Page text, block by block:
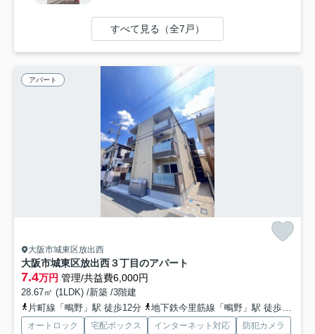
すべて見る（全7戸）
アパート
大阪市城東区放出西
大阪市城東区放出西３丁目のアパート
7.4万円 管理/共益費6,000円
28.67㎡ (1LDK) /新築 /3階建
片町線「鴫野」駅 徒歩12分
地下鉄今里筋線「鴫野」駅 徒歩12分
オートロック 宅配ボックス インターネット対応
防犯カメラ